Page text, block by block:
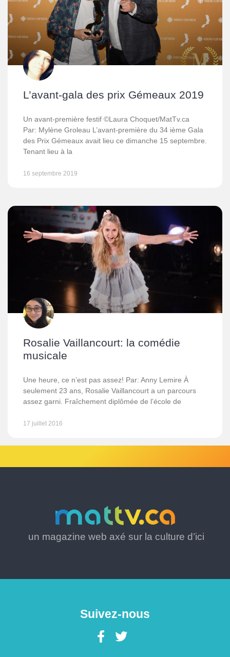
L’avant-gala des prix Gémeaux 2019
Un avant-première festif ©Laura Choquet/MatTv.ca
Par: Mylène Groleau L’avant-première du 34 ième Gala
des Prix Gémeaux avait lieu ce dimanche 15 septembre.
Tenant lieu à la
16 septembre 2019
Rosalie Vaillancourt: la comédie
musicale
Une heure, ce n’est pas assez! Par: Anny Lemire À
seulement 23 ans, Rosalie Vaillancourt a un parcours
assez garni. Fraîchement diplômée de l’école de
17 juillet 2016
un magazine web axé sur la culture d’ici
Suivez-nous